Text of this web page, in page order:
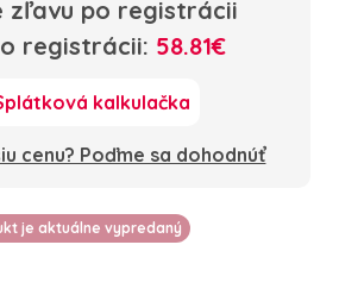
zľavu po registrácii
registrácii: 58.81€
kalkulačka
cenu? Poďme sa dohodnúť
je aktuálne vypredaný